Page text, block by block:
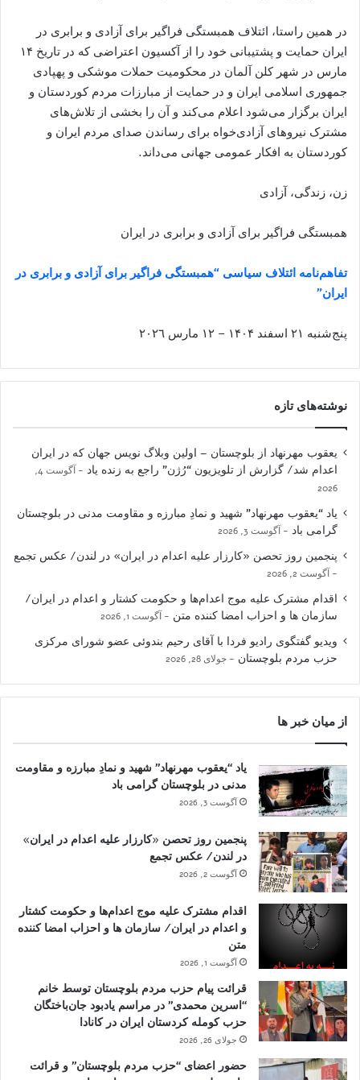
در همین راستا، ائتلاف همبستگی فراگیر برای آزادی و برابری در
ایران حمایت و پشتیبانی خود را از آکسیون اعتراضی که در تاریخ ۱۴
مارس در شهر کلن آلمان در محکومیت حملات موشکی و پهپادی
جمهوری اسلامی ایران و در حمایت از مبارزات مردم کوردستان و
ایران برگزار می‌شود اعلام می‌کند و آن را بخشی از تلاش‌های
مشترک نیروهای آزادی‌خواه برای رساندن صدای مردم ایران و
کوردستان به افکار عمومی جهانی می‌داند.
زن، زندگی، آزادی
همبستگی فراگیر برای آزادی و برابری در ایران
تفاهم‌نامه ائتلاف سیاسی “همبستگی فراگیر برای آزادی و برابری در
ایران”
پنج‌شنبه ٢١ اسفند ۱۴۰۴ – ١٢ مارس ٢٠٢٦
نوشته‌های تازه
یعقوب مهرنهاد از بلوچستان – اولین وبلاگ نویس جهان که در ایران
اعدام شد/ گزارش از تلویزیون “رُژن” راجع به زنده یاد
آگوست 4,
2026
یاد “یعقوب مهرنهاد” شهید و نمادِ مبارزه و مقاومت مدنی در بلوچستان
گرامی باد
آگوست 3, 2026
پنجمین روز تحصن «کارزار علیه اعدام در ایران» در لندن/ عکس تجمع
آگوست 2, 2026
اقدام مشترک علیه موج اعدام‌ها و حکومت کشتار و اعدام در ایران/
سازمان ها و احزاب امضا کننده متن
آگوست 1, 2026
ویدیو گفتگوی رادیو فردا با آقای رحیم بندوئی عضو شورای مرکزی
حزب مردم بلوچستان
جولای 28, 2026
از میان خبر ها
یاد “یعقوب مهرنهاد” شهید و نمادِ مبارزه و مقاومت
مدنی در بلوچستان گرامی باد
آگوست 3, 2026
پنجمین روز تحصن «کارزار علیه اعدام در ایران»
در لندن/ عکس تجمع
آگوست 2, 2026
اقدام مشترک علیه موج اعدام‌ها و حکومت کشتار
و اعدام در ایران/ سازمان ها و احزاب امضا کننده
متن
آگوست 1, 2026
قرائت پیام حزب مردم بلوچستان توسط خانم
“اسرین محمدی” در مراسم یادبود جان‌باختگان
حزب کومله کردستان ایران در کانادا
جولای 26, 2026
حضور اعضای “حزب مردم بلوچستان” و قرائت